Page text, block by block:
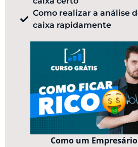
Como realizar a análise
caixa rapidamente​
Como um